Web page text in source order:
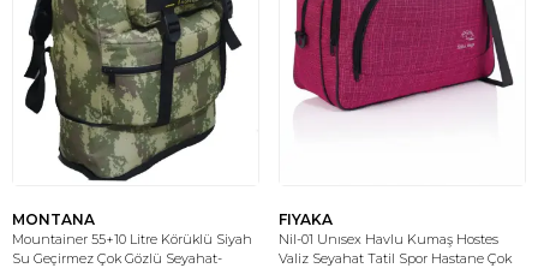
MONTANA
Mountainer 55+10 Litre Körüklü Siyah
Su Geçirmez Çok Gözlü Seyahat-
FIYAKA
Nil-01 Unısex Havlu Kumaş Hostes
Valiz Seyahat Tatil Spor Hastane Çok